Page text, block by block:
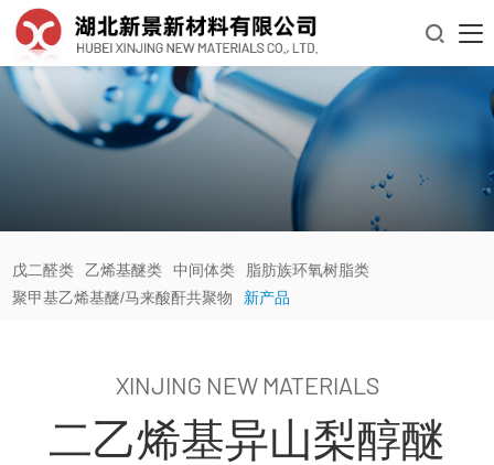

戊二醛类 乙烯基醚类 中间体类
脂肪族环氧树脂类
聚甲基乙烯基醚/马来酸酐共聚物
新产品
XINJING NEW MATERIALS
二乙烯基异山梨醇醚